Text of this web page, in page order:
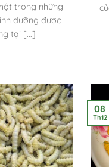
trong những
dưỡng được
tại [...]
08
Th12